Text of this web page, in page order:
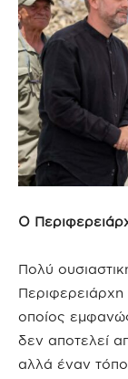
Ο
Πολύ
οποίος
δεν αποτελεί
αλλά έναν τόπο